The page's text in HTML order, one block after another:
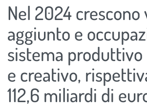
torna al menu di scelta rapida
Nel 2024 crescono
aggiunto e
sistema
e creativo,
112,6 miliardi di